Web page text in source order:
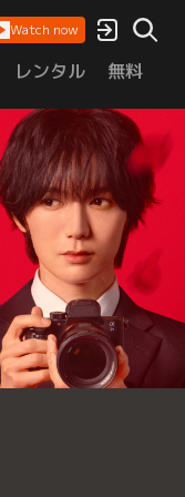
Watch now
レンタル 無料